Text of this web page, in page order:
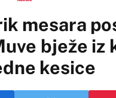
mesara
bježe iz
kesice